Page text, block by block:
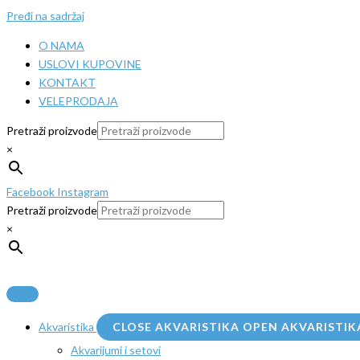
Pređi na sadržaj
O NAMA
USLOVI KUPOVINE
KONTAKT
VELEPRODAJA
Pretraži proizvode
×
Facebook Instagram
Pretraži proizvode
×
Akvaristika CLOSE AKVARISTIKA OPEN
Akvarijumi i setovi